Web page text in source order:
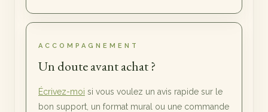
ACCOMPAGNEMENT
Un doute avant achat ?
Écrivez-moi si vous voulez un avis rapide sur le
bon support, un format mural ou une commande